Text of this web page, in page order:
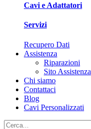
Cavi e Adattatori
Servizi
Recupero Dati
Assistenza
Riparazioni
Sito Assistenza
Chi siamo
Contattaci
Blog
Cavi Personalizzati